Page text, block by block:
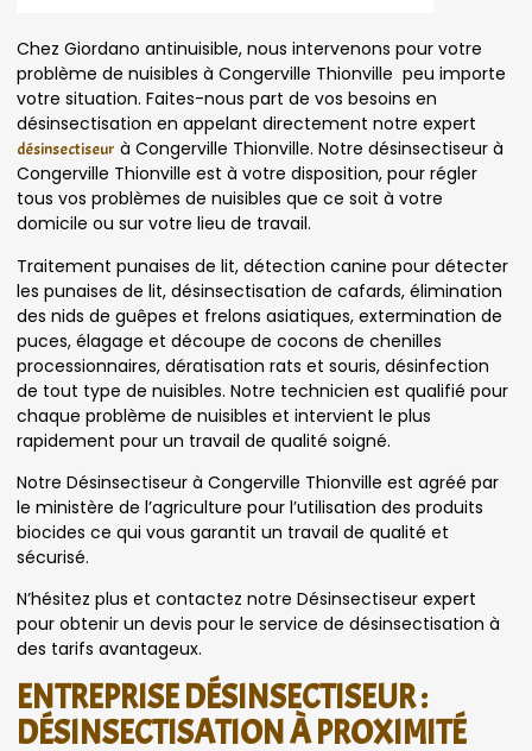
Chez Giordano antinuisible, nous intervenons pour votre
problème de nuisibles à Congerville Thionville peu importe
votre situation. Faites-nous part de vos besoins en
désinsectisation en appelant directement notre expert
désinsectiseur à Congerville Thionville. Notre désinsectiseur à
Congerville Thionville est à votre disposition, pour régler
tous vos problèmes de nuisibles que ce soit à votre
domicile ou sur votre lieu de travail.
Traitement punaises de lit, détection canine pour détecter
les punaises de lit, désinsectisation de cafards, élimination
des nids de guêpes et frelons asiatiques, extermination de
puces, élagage et découpe de cocons de chenilles
processionnaires, dératisation rats et souris, désinfection
de tout type de nuisibles. Notre technicien est qualifié pour
chaque problème de nuisibles et intervient le plus
rapidement pour un travail de qualité soigné.
Notre Désinsectiseur à Congerville Thionville est agréé par
le ministère de l’agriculture pour l’utilisation des produits
biocides ce qui vous garantit un travail de qualité et
sécurisé.
N’hésitez plus et contactez notre Désinsectiseur expert
pour obtenir un devis pour le service de désinsectisation à
des tarifs avantageux.
ENTREPRISE DÉSINSECTISEUR :
DÉSINSECTISATION À PROXIMITÉ